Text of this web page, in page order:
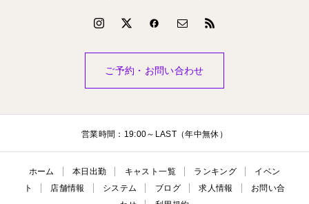
ご予約・お問い合わせ
営業時間：19:00～LAST（年中無休）
ホーム 本日出勤 キャスト一覧 ランキング
イベン
ト
店舗情報 システム ブログ 求人情報
お問い合